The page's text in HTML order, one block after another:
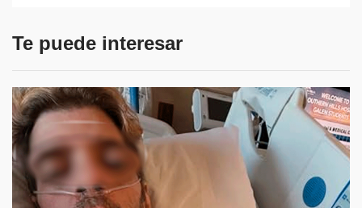
Te puede interesar